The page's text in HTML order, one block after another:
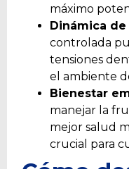
máximo
Dinámica
controlada
tensiones
el ambiente
Bienestar
manejar la
mejor salud
crucial para